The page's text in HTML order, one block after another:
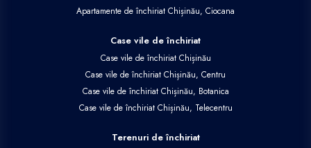
Apartamente de închiriat Chișinău, Ciocana
Case vile de închiriat
Case vile de închiriat Chișinău
Case vile de închiriat Chișinău, Centru
Case vile de închiriat Chișinău, Botanica
Case vile de închiriat Chișinău, Telecentru
Terenuri de închiriat